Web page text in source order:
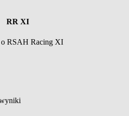
RR XI
o RSAH Racing XI